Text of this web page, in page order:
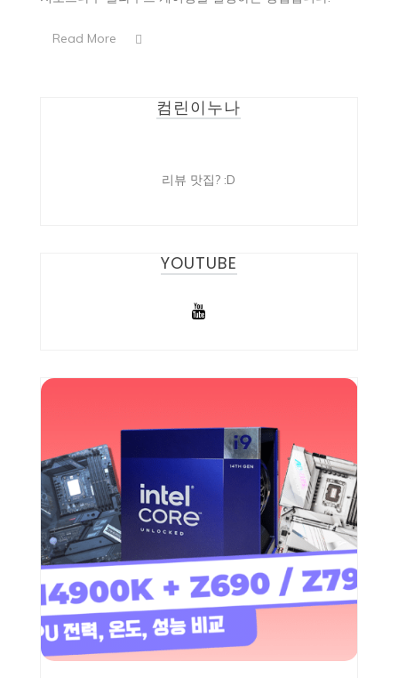
Read More
컴린이누나
리뷰 맛집? :D
YOUTUBE